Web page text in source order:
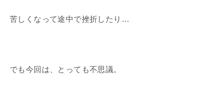
苦しくなって途中で挫折したり…
でも今回は、とっても不思議。